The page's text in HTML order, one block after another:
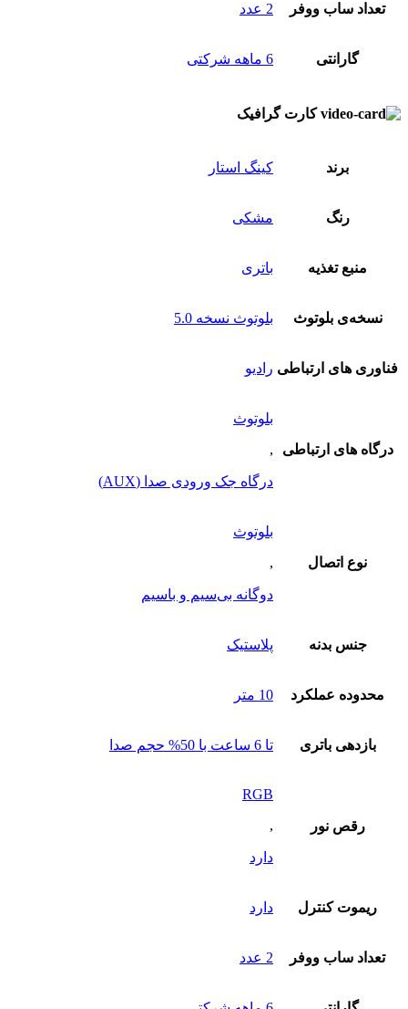
تعداد ساب‌ ووفر 2 عدد
گارانتی 6 ماهه شرکتی
کارت گرافیک
برند کینگ استار
رنگ مشکی
منبع تغذیه باتری
نسخه‌ی بلوتوث بلوتوث نسخه 5.0
فناوری های ارتباطی رادیو
درگاه های ارتباطی
بلوتوث
,
درگاه جک ورودی صدا (AUX)
نوع اتصال
بلوتوث
,
دوگانه بی‌سیم و باسیم
جنس بدنه پلاستیک
محدوده عملکرد 10 متر
بازدهی باتری تا 6 ساعت با 50% حجم صدا
رقص نور
RGB
,
دارد
ریموت کنترل دارد
تعداد ساب‌ ووفر 2 عدد